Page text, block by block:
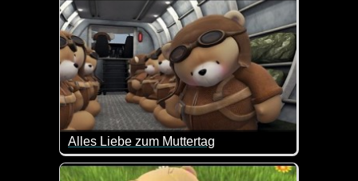
Alles Liebe zum Muttertag
Ist das nicht herzallerliebst?